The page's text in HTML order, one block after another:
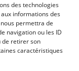
des technologies
informations des
permettra de
navigation ou les ID
de retirer son
caractéristiques
& Colroy